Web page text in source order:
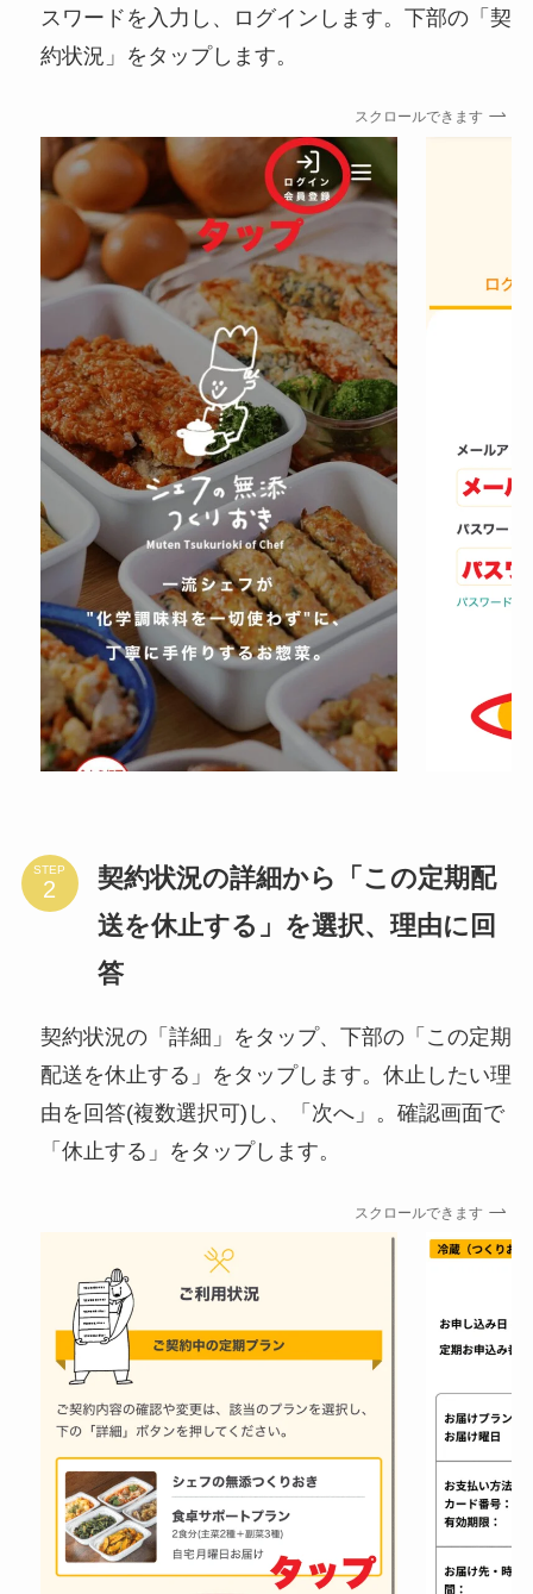
スワードを入力し、ログインします。下部の「契
約状況」をタップします。
スクロールできます
STEP
契約状況の詳細から「この定期配
送を休止する」を選択、理由に回
答
契約状況の「詳細」をタップ、下部の「この定期
配送を休止する」をタップします。休止したい理
由を回答(複数選択可)し、「次へ」。確認画面で
「休止する」をタップします。
スクロールできます